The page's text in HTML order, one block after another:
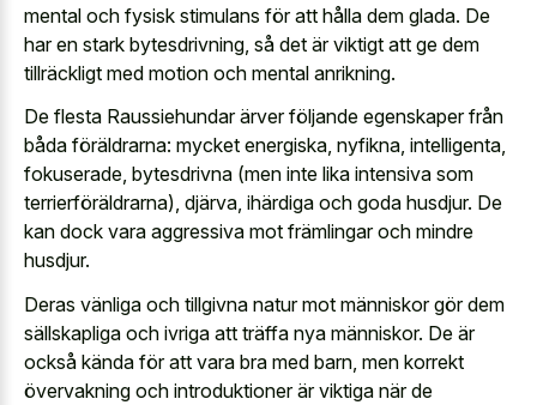
mental och fysisk stimulans för att hålla dem glada. De
har en stark bytesdrivning, så det är viktigt att ge dem
tillräckligt med motion och mental anrikning.
De flesta Raussiehundar ärver följande egenskaper från
båda föräldrarna: mycket energiska, nyfikna, intelligenta,
fokuserade, bytesdrivna (men inte lika intensiva som
terrierföräldrarna), djärva, ihärdiga och goda husdjur. De
kan dock vara aggressiva mot främlingar och mindre
husdjur.
Deras vänliga och tillgivna natur mot människor gör dem
sällskapliga och ivriga att träffa nya människor. De är
också kända för att vara bra med barn, men korrekt
övervakning och introduktioner är viktiga när de